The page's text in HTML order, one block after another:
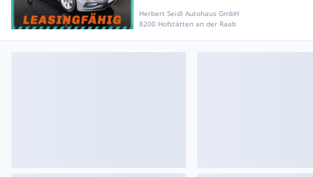
Herbert Seidl Autohaus GmbH
8200 Hofstätten an der Raab